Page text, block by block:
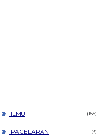
ILMU 155
PAGELARAN 3